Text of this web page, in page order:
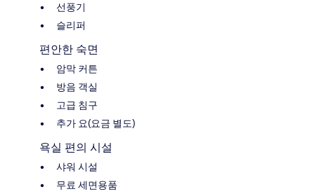
선풍기
슬리퍼
편안한 숙면
암막 커튼
방음 객실
고급 침구
추가 요(요금 별도)
욕실 편의 시설
샤워 시설
무료 세면용품